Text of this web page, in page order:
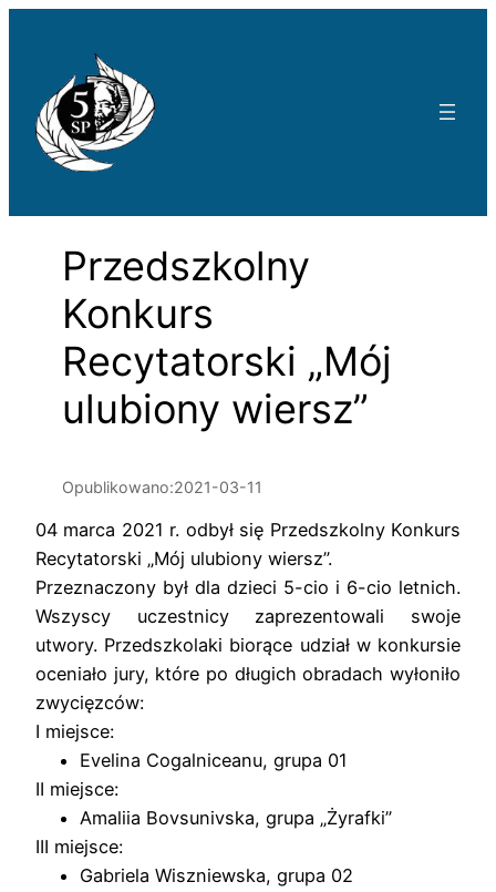
Przedszkolny
Konkurs
Recytatorski „Mój
ulubiony wiersz”
Opublikowano:2021-03-11
04 marca 2021 r. odbył się Przedszkolny Konkurs
Recytatorski „Mój ulubiony wiersz”.
Przeznaczony był dla dzieci 5-cio i 6-cio letnich.
Wszyscy uczestnicy zaprezentowali swoje
utwory. Przedszkolaki biorące udział w konkursie
oceniało jury, które po długich obradach wyłoniło
zwycięzców:
I miejsce:
Evelina Cogalniceanu, grupa 01
II miejsce:
Amaliia Bovsunivska, grupa „Żyrafki”
III miejsce:
Gabriela Wiszniewska, grupa 02